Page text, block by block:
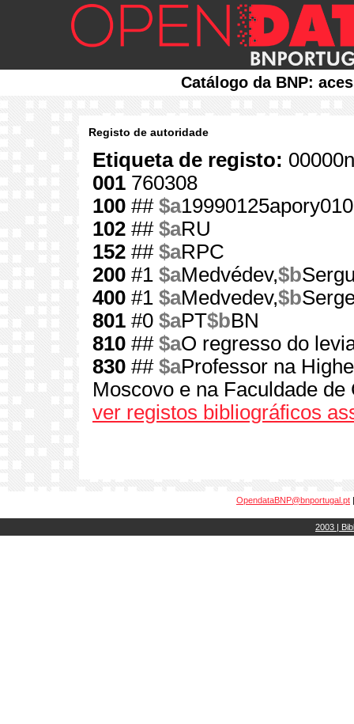
Catálogo da BNP:
Registo de autoridade
Etiqueta de registo:
001 760308
100 ## $a
102 ## $aRU
152 ## $aRPC
200 #1 $aMedvédev,$b
400 #1 $aMedvedev,$b
801 #0 $aPT$bBN
810 ## $aO regresso do
830 ## $aProfessor na
Moscovo e na Faculdade
ver registos bibliográficos
OpendataBNP@bnportugal.pt
2003 |